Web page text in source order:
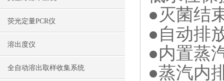
荧光定量PCR仪
溶出度仪
全自动溶出取样收集系统
●灭菌结
●自动排
●内置蒸
●蒸汽内